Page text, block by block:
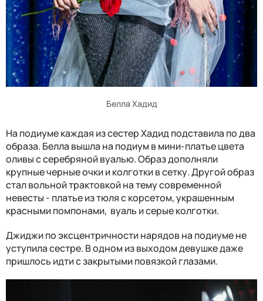
Белла Хадид
На подиуме каждая из сестер Хадид подставила по два
образа. Белла вышла на подиум в мини-платье цвета
оливы с серебряной вуалью. Образ дополняли
крупные черные очки и колготки в сетку. Другой образ
стал вольной трактовкой на тему современной
невесты - платье из тюля с корсетом, украшенным
красными помпонами, вуаль и серые колготки.
Джиджи по эксцентричности нарядов на подиуме не
уступила сестре. В одном из выходом девушке даже
пришлось идти с закрытыми повязкой глазами.